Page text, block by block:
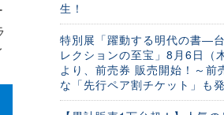
生！
特別展「躍動する明代の書―
レクションの至宝」8月6日（
より、前売券 販売開始！～前
な「先行ペア割チケット」も